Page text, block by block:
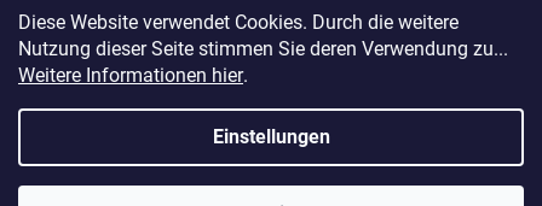
Diese Website verwendet Cookies. Durch die weitere
Nutzung dieser Seite stimmen Sie deren Verwendung zu...
Weitere Informationen hier.
Einstellungen
Instagram
Erstellt von Shoptet
Copyright 2026ELEVEN sportswear. Alle Rechte vorbehalten.